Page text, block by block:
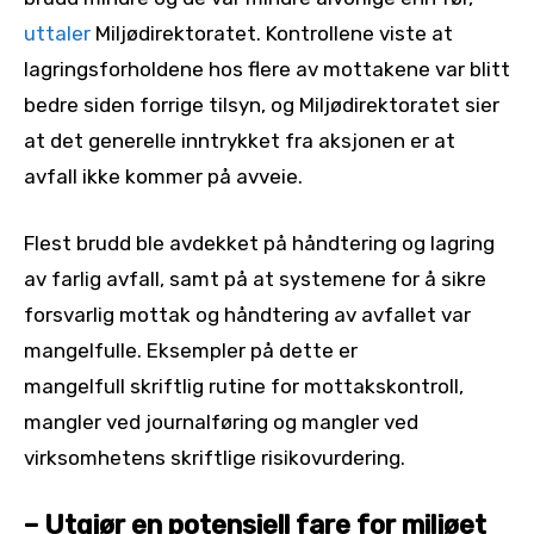
uttaler Miljødirektoratet. Kontrollene viste at
lagringsforholdene hos flere av mottakene var blitt
bedre siden forrige tilsyn, og Miljødirektoratet sier
at det generelle inntrykket fra aksjonen er at
avfall ikke kommer på avveie.
Flest brudd ble avdekket på håndtering og lagring
av farlig avfall, samt på at systemene for å sikre
forsvarlig mottak og håndtering av avfallet var
mangelfulle. Eksempler på dette er
mangelfull skriftlig rutine for mottakskontroll,
mangler ved journalføring og mangler ved
virksomhetens skriftlige risikovurdering.
– Utgjør en potensiell fare for miljøet